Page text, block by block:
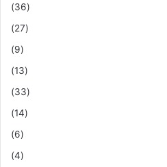
(36)
(27)
(9)
(13)
(33)
(14)
(6)
(4)